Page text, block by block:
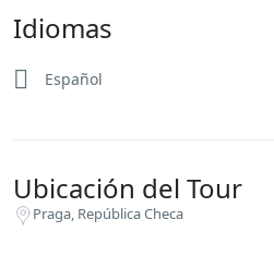
Idiomas
Español
Ubicación del Tour
Praga, República Checa